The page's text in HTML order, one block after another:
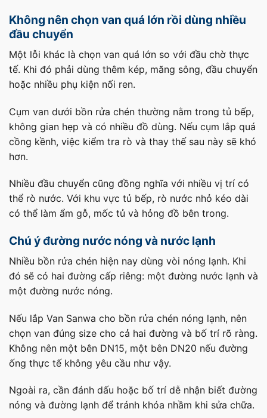
Không nên chọn van quá lớn rồi dùng nhiều
đầu chuyển
Một lỗi khác là chọn van quá lớn so với đầu chờ thực
tế. Khi đó phải dùng thêm kép, măng sông, đầu chuyển
hoặc nhiều phụ kiện nối ren.
Cụm van dưới bồn rửa chén thường nằm trong tủ bếp,
không gian hẹp và có nhiều đồ dùng. Nếu cụm lắp quá
cồng kềnh, việc kiểm tra rò và thay thế sau này sẽ khó
hơn.
Nhiều đầu chuyển cũng đồng nghĩa với nhiều vị trí có
thể rò nước. Với khu vực tủ bếp, rò nước nhỏ kéo dài
có thể làm ẩm gỗ, mốc tủ và hỏng đồ bên trong.
Chú ý đường nước nóng và nước lạnh
Nhiều bồn rửa chén hiện nay dùng vòi nóng lạnh. Khi
đó sẽ có hai đường cấp riêng: một đường nước lạnh và
một đường nước nóng.
Nếu lắp Van Sanwa cho bồn rửa chén nóng lạnh, nên
chọn van đúng size cho cả hai đường và bố trí rõ ràng.
Không nên một bên DN15, một bên DN20 nếu đường
ống thực tế không yêu cầu như vậy.
Ngoài ra, cần đánh dấu hoặc bố trí dễ nhận biết đường
nóng và đường lạnh để tránh khóa nhầm khi sửa chữa.